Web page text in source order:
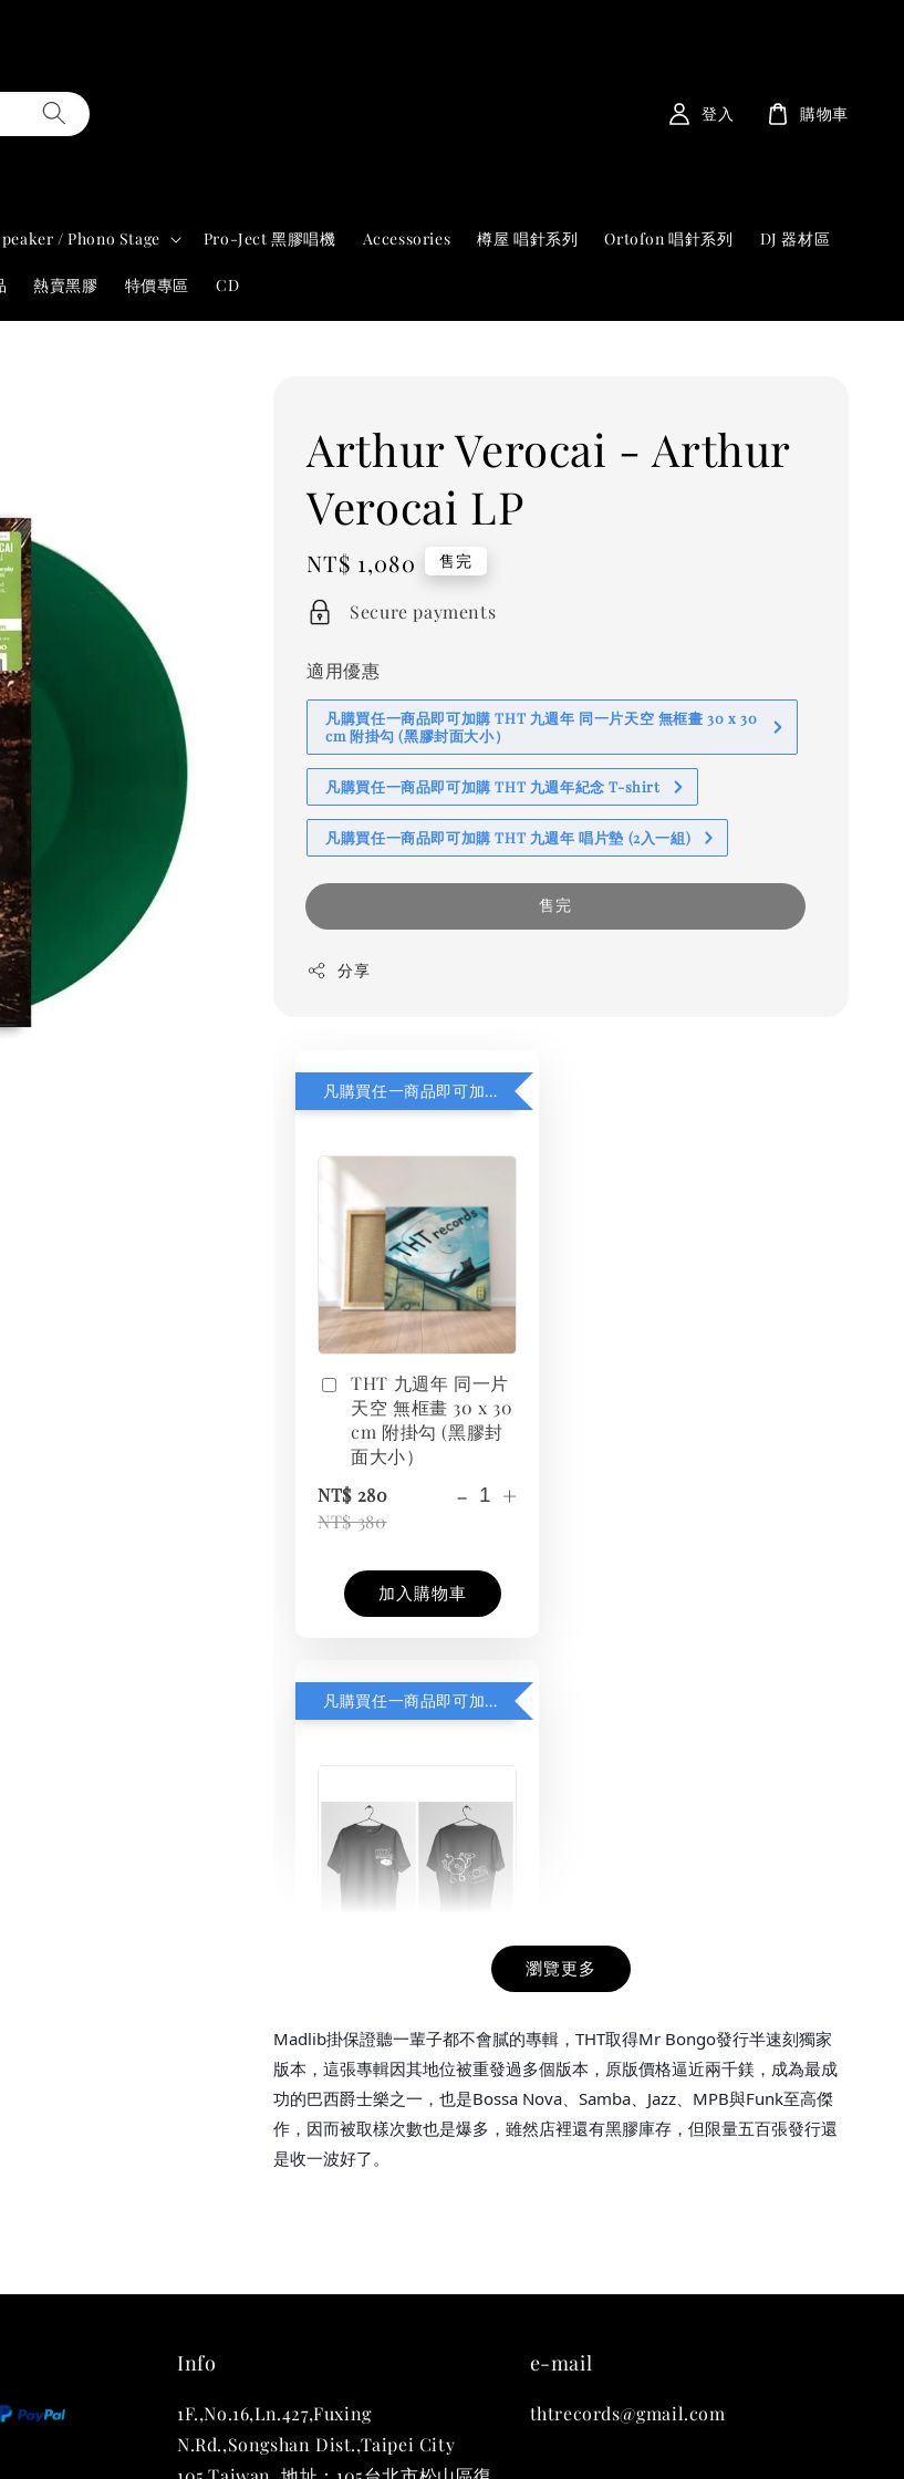
/ Phono Stage Pro-Ject 黑膠唱機 Accessories 樽屋 唱針系列 Ortofon 唱針系列 DJ 器材區
熱賣黑膠 特價專區 CD
登入 購物車
Arthur Verocai - Arthur
Verocai LP
Regular
price
NT$ 1,080 售完
Secure payments
適用優惠
凡購買任一商品即可加購 THT 九週年 同一片天空 無框畫 30 x 30
cm 附掛勾 (黑膠封面大小）
凡購買任一商品即可加購 THT 九週年紀念 T-shirt
凡購買任一商品即可加購 THT 九週年 唱片墊 (2入一組)
售完
分享
凡購買任一商品即可加購 THT 九週年 同一片天空 無框畫 30 x 30 cm 附掛勾 (黑膠封面大小）
THT 九週年 同一片
天空 無框畫 30 x 30
cm 附掛勾 (黑膠封
面大小）
NT$ 280
NT$ 380
- +
加入購物車
凡購買任一商品即可加購 THT 九週年紀念 T-shirt
THT 九週年紀念 T-
NT$ 780
NT$ 880
- +
凡購買任一商品即可加購 THT 九週年 唱片墊 (2入一組)
瀏覽更多
Madlib掛保證聽一輩子都不會膩的專輯，THT取得Mr Bongo發行半速刻獨家
版本，這張專輯因其地位被重發過多個版本，原版價格逼近兩千鎂，成為最成
功的巴西爵士樂之一，也是Bossa Nova、Samba、Jazz、MPB與Funk至高傑
作，因而被取樣次數也是爆多，雖然店裡還有黑膠庫存，但限量五百張發行還
是收一波好了。
Info
1F.,No.16,Ln.427,Fuxing
N.Rd.,Songshan Dist.,Taipei City
e-mail
thtrecords@gmail.com